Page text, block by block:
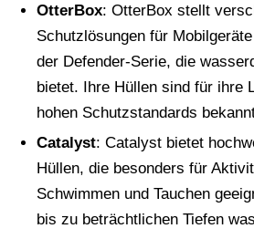
OtterBox: OtterBox stellt
Schutzlösungen für
der Defender-Serie, die
bietet. Ihre Hüllen sind für ihre
hohen Schutzstandards
Catalyst: Catalyst bietet
Hüllen, die besonders für
Schwimmen und Tauchen
bis zu beträchtlichen Tiefen